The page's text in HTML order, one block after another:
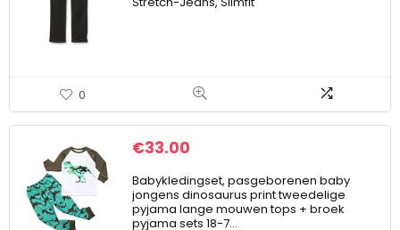
0
€33.00
Babykledingset, pasgeborenen baby
jongens dinosaurus print tweedelige
pyjama lange mouwen tops + broek
pyjama sets 18-7…